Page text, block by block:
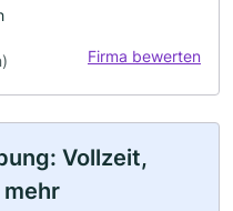
Firma bewerten
Vollzeit,